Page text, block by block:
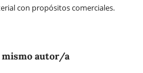
con propósitos comerciales.
mismo autor/a